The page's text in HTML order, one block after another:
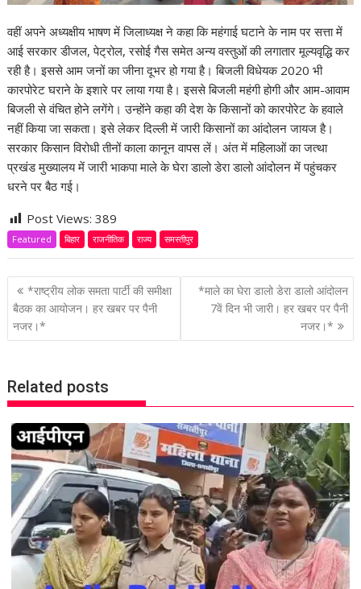
वहीं अपने अध्यक्षीय भाषण में जिलाध्यक्ष ने कहा कि महंगाई घटाने के नाम पर सत्ता में
आई सरकार डीजल, पेट्रोल, रसोई गैस समेत अन्य वस्तुओं की लगातार मूल्यवृद्धि कर
रही है। इससे आम जनों का जीना दूभर हो गया है। बिजली विधेयक 2020 भी
कारपोरेट घराने के इशारे पर लाया गया है। इससे बिजली महंगी होगी और आम-आवाम
बिजली से वंचित होने लगेंगे। उन्होंने कहा की देश के किसानों को कारपोरेट के हवाले
नहीं किया जा सकता। इसे लेकर दिल्ली में जारी किसानों का आंदोलन जायज है।
सरकार किसान विरोधी तीनों काला कानून वापस लें। अंत में महिलाओं का जत्था
प्रखंड मुख्यालय में जारी भाकपा माले के घेरा डालो डेरा डालो आंदोलन में पहुंचकर
धरने पर बैठ गई।
Post Views:389
Featured बिहार राजनीतिक राज्य समस्तीपुर
P
o
s
n
a
g
a
t
i
o
n
*राष्ट्रीय लोक समता पार्टी की समीक्षा
बैठक का आयोजन। हर खबर पर पैनी
नजर।*
*माले का घेरा डालो डेरा डालो आंदोलन
7वें दिन भी जारी। हर खबर पर पैनी
नजर।*
Related posts